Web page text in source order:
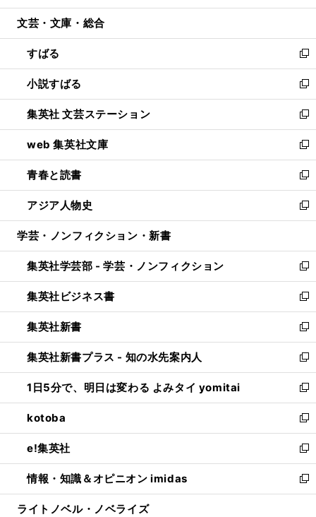
開
ウ
開
く
ン
ウ
で
開
く
ウ
ン
ド
ウ
で
開
く
文芸・文庫・総合
すばる
新
し
い
ウ
ィ
ン
ド
ウ
で
開
く
小説すばる
新
し
い
ウ
ィ
ン
ド
ウ
で
開
集英社 文芸ステーション
新
し
い
ウ
ィ
ン
ド
ウ
開
く
web 集英社文庫
新
し
い
ウ
ィ
ン
ウ
で
開
く
青春と読書
新
し
い
ウ
ン
ド
ウ
で
開
く
アジア人物史
新
し
ウ
ィ
ン
ド
ウ
で
開
く
学芸・ノンフィクション・新書
集英社学芸部 - 学芸・ノンフィクション
新
し
い
ウ
ィ
ン
ド
ウ
で
開
く
集英社ビジネス書
新
し
い
ウ
ィ
ン
ド
ウ
で
開
く
集英社新書
新
し
い
ウ
ィ
ン
ド
ウ
で
開
く
集英社新書プラス - 知の水先案内人
新
し
い
ウ
ィ
ン
ド
ウ
で
開
1日5分で、明日は変わる よみタイ yomitai
新
し
い
ウ
ィ
ン
ド
ウ
kotoba
新
し
い
ウ
ィ
ン
e!集英社
新
し
い
ウ
情報・知識＆オピニオン imidas
新
し
ライトノベル・ノベライズ